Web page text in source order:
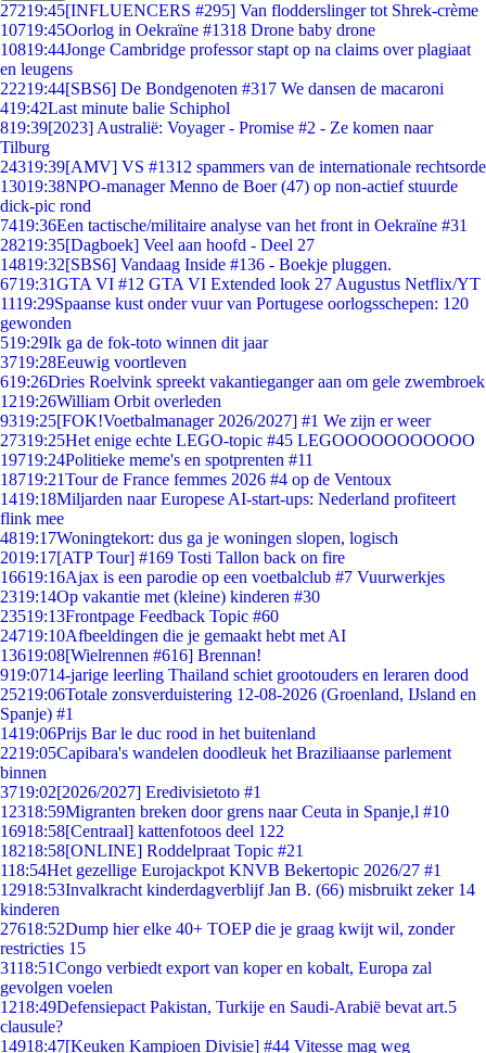
27219:45[INFLUENCERS #295] Van flodderslinger tot Shrek-crème
10719:45Oorlog in Oekraïne #1318 Drone baby drone
10819:44Jonge Cambridge professor stapt op na claims over plagiaat
en leugens
22219:44[SBS6] De Bondgenoten #317 We dansen de macaroni
419:42Last minute balie Schiphol
819:39[2023] Australië: Voyager - Promise #2 - Ze komen naar
Tilburg
24319:39[AMV] VS #1312 spammers van de internationale rechtsorde
13019:38NPO-manager Menno de Boer (47) op non-actief stuurde
dick-pic rond
7419:36Een tactische/militaire analyse van het front in Oekraïne #31
28219:35[Dagboek] Veel aan hoofd - Deel 27
14819:32[SBS6] Vandaag Inside #136 - Boekje pluggen.
6719:31GTA VI #12 GTA VI Extended look 27 Augustus Netflix/YT
1119:29Spaanse kust onder vuur van Portugese oorlogsschepen: 120
gewonden
519:29Ik ga de fok-toto winnen dit jaar
3719:28Eeuwig voortleven
619:26Dries Roelvink spreekt vakantieganger aan om gele zwembroek
1219:26William Orbit overleden
9319:25[FOK!Voetbalmanager 2026/2027] #1 We zijn er weer
27319:25Het enige echte LEGO-topic #45 LEGOOOOOOOOOOO
19719:24Politieke meme's en spotprenten #11
18719:21Tour de France femmes 2026 #4 op de Ventoux
1419:18Miljarden naar Europese AI-start-ups: Nederland profiteert
flink mee
4819:17Woningtekort: dus ga je woningen slopen, logisch
2019:17[ATP Tour] #169 Tosti Tallon back on fire
16619:16Ajax is een parodie op een voetbalclub #7 Vuurwerkjes
2319:14Op vakantie met (kleine) kinderen #30
23519:13Frontpage Feedback Topic #60
24719:10Afbeeldingen die je gemaakt hebt met AI
13619:08[Wielrennen #616] Brennan!
919:0714-jarige leerling Thailand schiet grootouders en leraren dood
25219:06Totale zonsverduistering 12-08-2026 (Groenland, IJsland en
Spanje) #1
1419:06Prijs Bar le duc rood in het buitenland
2219:05Capibara's wandelen doodleuk het Braziliaanse parlement
binnen
3719:02[2026/2027] Eredivisietoto #1
12318:59Migranten breken door grens naar Ceuta in Spanje,l #10
16918:58[Centraal] kattenfotoos deel 122
18218:58[ONLINE] Roddelpraat Topic #21
118:54Het gezellige Eurojackpot KNVB Bekertopic 2026/27 #1
12918:53Invalkracht kinderdagverblijf Jan B. (66) misbruikt zeker 14
kinderen
27618:52Dump hier elke 40+ TOEP die je graag kwijt wil, zonder
restricties 15
3118:51Congo verbiedt export van koper en kobalt, Europa zal
gevolgen voelen
1218:49Defensiepact Pakistan, Turkije en Saudi-Arabië bevat art.5
clausule?
14918:47[Keuken Kampioen Divisie] #44 Vitesse mag weg